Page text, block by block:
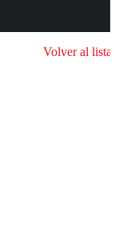
Volver al listado